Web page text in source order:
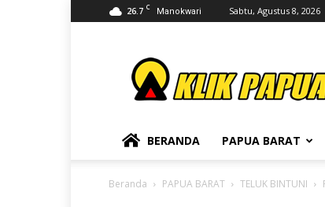
26.7 C Manokwari Sabtu, Agustus 8, 2026
BERANDA PAPUA BARAT
Beranda PAPUA BARAT TELUK BINTUNI